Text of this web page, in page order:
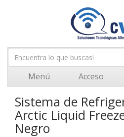
Menú Acceso
Sistema de
Arctic Liquid
Negro